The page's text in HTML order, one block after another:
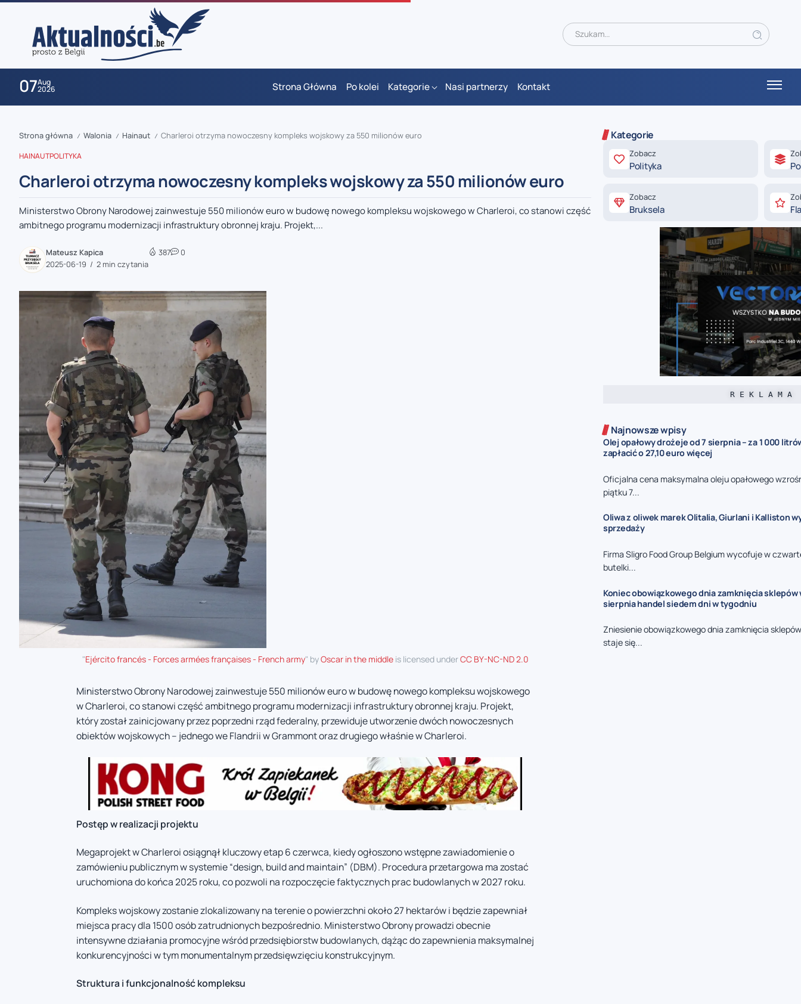
07Aug
2026 Strona Główna Po kolei Kategorie Nasi partnerzy Kontakt
zaobserwuj nas
zaobserwuj nas
zaobserwuj nas
zaobserwuj nas
Strona główna / Walonia / Hainaut / Charleroi otrzyma nowoczesny kompleks wojskowy za 550 milionów euro
HAINAUTPOLITYKA
Charleroi otrzyma nowoczesny kompleks wojskowy za 550 milionów euro
Ministerstwo Obrony Narodowej zainwestuje 550 milionów euro w budowę nowego kompleksu wojskowego w Charleroi, co stanowi część
ambitnego programu modernizacji infrastruktury obronnej kraju. Projekt,...
Mateusz Kapica
2025-06-19
2 min czytania
387 0
"Ejército francés - Forces armées françaises - French army" byOscar in the middleis licensed underCC BY-NC-ND 2.0
Ministerstwo Obrony Narodowej zainwestuje 550 milionów euro w budowę nowego kompleksu wojskowego
w Charleroi, co stanowi część ambitnego programu modernizacji infrastruktury obronnej kraju. Projekt,
który został zainicjowany przez poprzedni rząd federalny, przewiduje utworzenie dwóch nowoczesnych
obiektów wojskowych – jednego we Flandrii w Grammont oraz drugiego właśnie w Charleroi.
Postęp w realizacji projektu
Megaprojekt w Charleroi osiągnął kluczowy etap 6 czerwca, kiedy ogłoszono wstępne zawiadomienie o
zamówieniu publicznym w systemie “design, build and maintain” (DBM). Procedura przetargowa ma zostać
uruchomiona do końca 2025 roku, co pozwoli na rozpoczęcie faktycznych prac budowlanych w 2027 roku.
Kompleks wojskowy zostanie zlokalizowany na terenie o powierzchni około 27 hektarów i będzie zapewniał
miejsca pracy dla 1500 osób zatrudnionych bezpośrednio. Ministerstwo Obrony prowadzi obecnie
intensywne działania promocyjne wśród przedsiębiorstw budowlanych, dążąc do zapewnienia maksymalnej
konkurencyjności w tym monumentalnym przedsięwzięciu konstrukcyjnym.
Struktura i funkcjonalność kompleksu
Kategorie
Zobacz
Polityka
Zobacz
Bruksela
R E K L A M A
Najnowsze wpisy
Olej opałowy drożeje od 7 sierpnia – za 1 000
zapłacić o 27,10 euro więcej
Oficjalna cena maksymalna oleju opałowego
piątku 7...
Oliwa z oliwek marek Olitalia, Giurlani i Kalliston
sprzedaży
Firma Sligro Food Group Belgium wycofuje w
butelki...
Koniec obowiązkowego dnia zamknięcia sklepów
sierpnia handel siedem dni w tygodniu
Zniesienie obowiązkowego dnia zamknięcia
staje się...